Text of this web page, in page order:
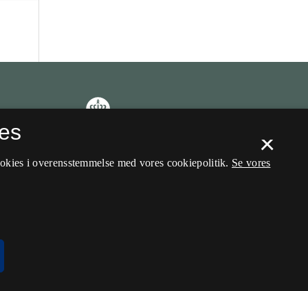
×
i overensstemmelse med vores cookiepolitik. Se vores